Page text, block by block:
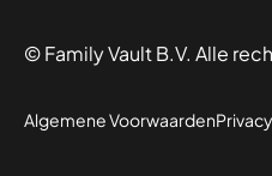
© Family Vault B.V. Alle
Algemene Voorwaarden